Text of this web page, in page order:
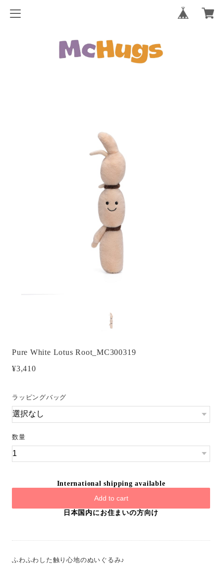
Pure White Lotus Root_MC300319
¥3,410
ラッピングバッグ
数量
International shipping available
Add to cart
日本国内にお住まいの方向け
ふわふわした触り心地のぬいぐるみ♪